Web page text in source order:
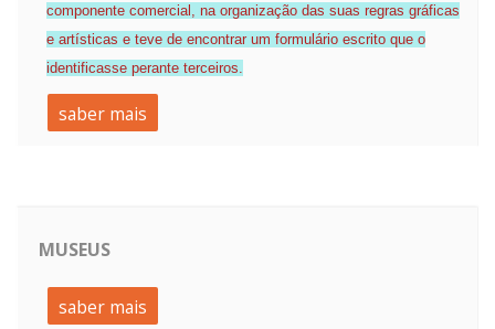
componente comercial, na organização das suas regras gráficas
e artísticas e teve de encontrar um formulário escrito que o
identificasse perante terceiros.
saber mais
MUSEUS
saber mais